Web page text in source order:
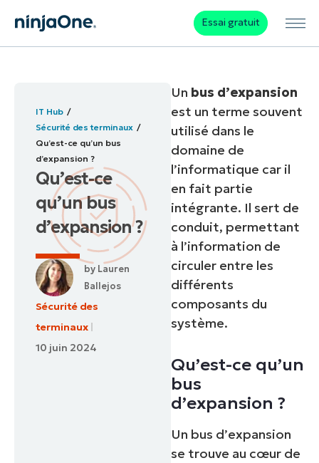
Essai gratuit
IT Hub
Sécurité des terminaux
Qu’est-ce qu’un bus
d’expansion ?
Qu’est-ce
qu’un bus
d’expansion ?
byLauren
Ballejos
Sécurité des
terminaux
10 juin 2024
Un bus d’expansion
est un terme souvent
utilisé dans le
domaine de
l’informatique car il
en fait partie
intégrante. Il sert de
conduit, permettant
à l’information de
circuler entre les
différents
composants du
système.
Qu’est-ce qu’un
bus
d’expansion ?
Un bus d’expansion
se trouve au cœur de